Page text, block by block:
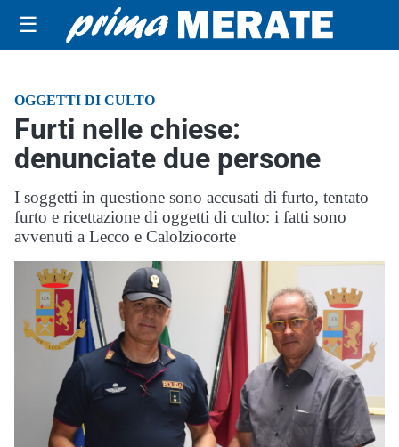
☰
OGGETTI DI CULTO
Furti nelle chiese:
denunciate due persone
I soggetti in questione sono accusati di furto, tentato
furto e ricettazione di oggetti di culto: i fatti sono
avvenuti a Lecco e Calolziocorte